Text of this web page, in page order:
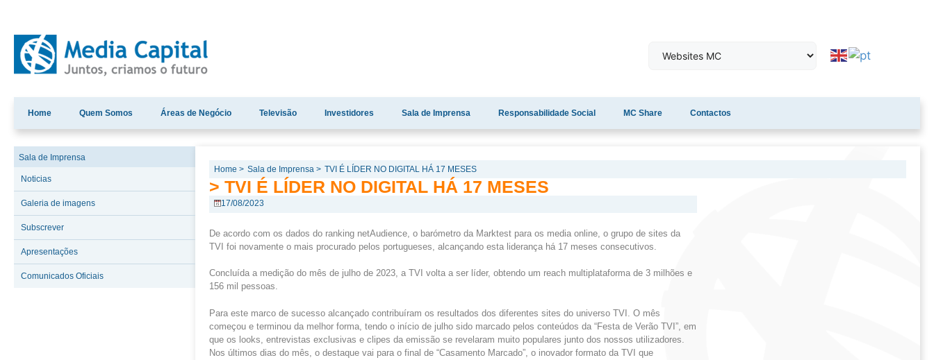
Home Quem Somos Áreas de Negócio Televisão Investidores Sala de Imprensa Responsabilidade Social MC Share Contactos
Sala de Imprensa
Noticias
Galeria de imagens
Subscrever
Apresentações
Comunicados Oficiais
Home > Sala de Imprensa > TVI É LÍDER NO DIGITAL HÁ 17 MESES
> TVI É LÍDER NO DIGITAL HÁ 17 MESES
17/08/2023
De acordo com os dados do ranking netAudience, o barómetro da Marktest para os media online, o grupo de sites da
TVI foi novamente o mais procurado pelos portugueses, alcançando esta liderança há 17 meses consecutivos.
Concluída a medição do mês de julho de 2023, a TVI volta a ser líder, obtendo um reach multiplataforma de 3 milhões e
156 mil pessoas.
Para este marco de sucesso alcançado contribuíram os resultados dos diferentes sites do universo TVI. O mês
começou e terminou da melhor forma, tendo o início de julho sido marcado pelos conteúdos da “Festa de Verão TVI”, em
que os looks, entrevistas exclusivas e clipes da emissão se revelaram muito populares junto dos nossos utilizadores.
Nos últimos dias do mês, o destaque vai para o final de “Casamento Marcado”, o inovador formato da TVI que